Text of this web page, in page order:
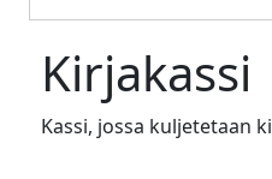
Kirjakassi
Kassi, jossa kuljetetaan